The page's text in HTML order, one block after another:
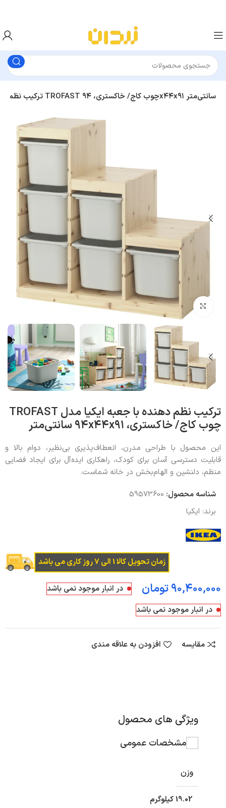
ترکیب نظم‌ دهنده با جعبه‌ ایکیا مدل TROFAST چوب کاج/ خاکستری، ۹۴x۴۴x۹۱ سانتی‌متر
بزرگنمایی تصویر
ترکیب نظم‌ دهنده با جعبه‌ ایکیا مدل TROFAST
چوب کاج/ خاکستری، ۹۴x۴۴x۹۱ سانتی‌متر
این محصول با طراحی مدرن، انعطاف‌پذیری بی‌نظیر، دوام بالا و
قابلیت دسترسی آسان برای کودک، راهکاری ایده‌آل برای ایجاد فضایی
منظم، دلنشین و الهام‌بخش در خانه شماست.
شناسه محصول: 59573600
برند: ایکیا
زمان تحویل کالا 1 الی 7 روز کاری می باشد
تومان
در انبار موجود نمی باشد
در انبار موجود نمی باشد
مقایسه افزودن به علاقه مندی
ویژگی های محصول
مشخصات عمومی
وزن
19.02 کیلوگرم